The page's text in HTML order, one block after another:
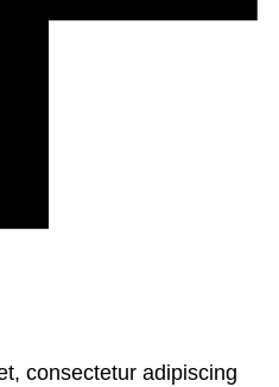
consectetur adipiscing